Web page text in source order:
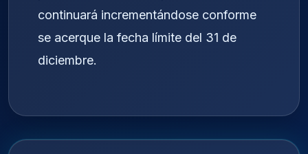
continuará incrementándose conforme
se acerque la fecha límite del 31 de
diciembre.